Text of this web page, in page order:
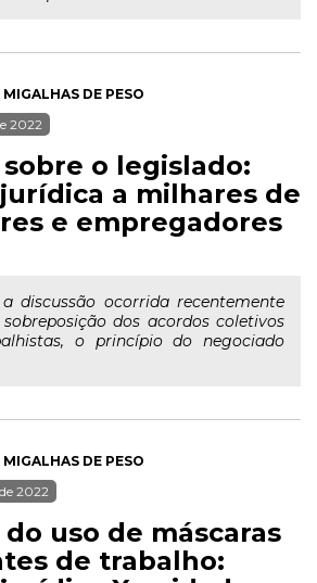
MIGALHAS DE PESO
2022
o legislado:
a milhares de
e empregadores
discussão ocorrida recentemente
dos acordos coletivos
o princípio do negociado
MIGALHAS DE PESO
2022
uso de máscaras
de trabalho: